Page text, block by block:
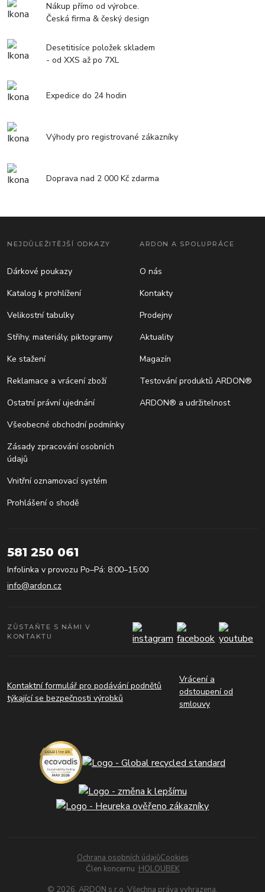
Nákup přímo od výrobce.
Česká firma & český design
Desetitisíce položek skladem
- od XXS až po 7XL
Expedice do 24 hodin
Výhody pro registrované zákazníky
Doprava nad 2 000 Kč zdarma
NEJDŮLEŽITĚJŠÍ ODKAZY
Dárkové poukazy
Katalog k prohlížení
Velikostní tabulky
Střihy, materiály, piktogramy
Ke stažení
Reklamace a vrácení zboží
Ostatní právní ujednání
Všeobecné obchodní podmínky
Zásady zpracování osobních
údajů
Vnitřní oznamovací systém
Prohlášení o shodě
ARDON A SPOLUPRÁCE
O nás
Kontakty
Prodejny
Aktuality
Magazín
Testování produktů ARDON®
ARDON® a udržitelnost
581 250 061
Infolinka v provozu Po–Pá: 8:00–15:00
info@ardon.cz
ZŮSTAŇTE S NÁMI V
KONTAKTU
Kontaktní formulář pro podávání podnětů
týkající se bezpečnosti výrobků
Vrácení a
odstoupení od
smlouvy
Ochrana osobních údajůCookies
Člen koncernu HOLOUBEK
© 2026. ARDON s.r.o. Všechna práva vyhrazena.